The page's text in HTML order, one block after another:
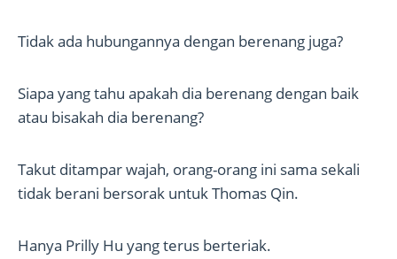
Tidak ada hubungannya dengan berenang juga?
Siapa yang tahu apakah dia berenang dengan baik
atau bisakah dia berenang?
Takut ditampar wajah, orang-orang ini sama sekali
tidak berani bersorak untuk Thomas Qin.
Hanya Prilly Hu yang terus berteriak.